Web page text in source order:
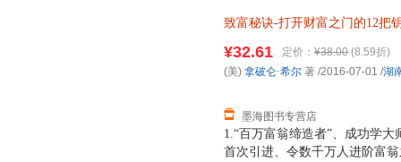
致富秘诀-打开财富之门的12把
1.“百万富翁缔造者”、成功学
首次引进、令数千万人进阶富
¥32.61 定价： ¥38.00 (8.59折)
墨海图书专营店
(美) 拿破仑·希尔 著 /2016-07-01 /湖